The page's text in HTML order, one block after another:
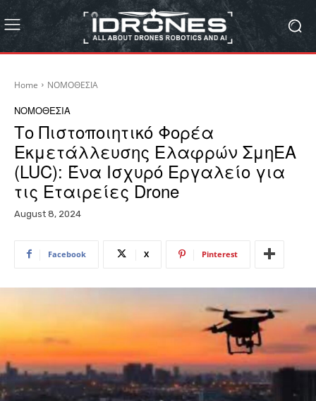
Home ΝΟΜΟΘΕΣΙΑ
ΝΟΜΟΘΕΣΙΑ
Το Πιστοποιητικό Φορέα
Εκμετάλλευσης Ελαφρών ΣμηΕΑ
(LUC): Ένα Ισχυρό Εργαλείο για
τις Εταιρείες Drone
August 8, 2024
Facebook X Pinterest